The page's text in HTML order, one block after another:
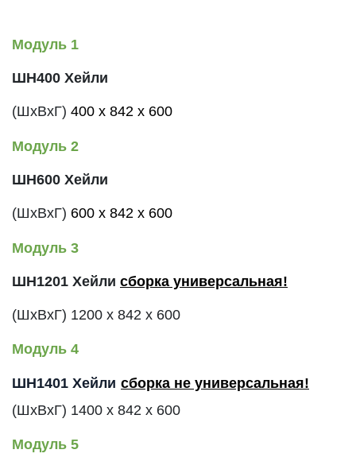
Модуль 1
ШН400 Хейли
(ШхВхГ) 400 x 842 x 600
Модуль 2
ШН600 Хейли
(ШхВхГ) 600 x 842 x 600
Модуль 3
ШН1201 Хейли сборка универсальная!
(ШхВхГ) 1200 x 842 x 600
Модуль 4
ШН1401 Хейли сборка не универсальная!
(ШхВхГ) 1400 x 842 x 600
Модуль 5